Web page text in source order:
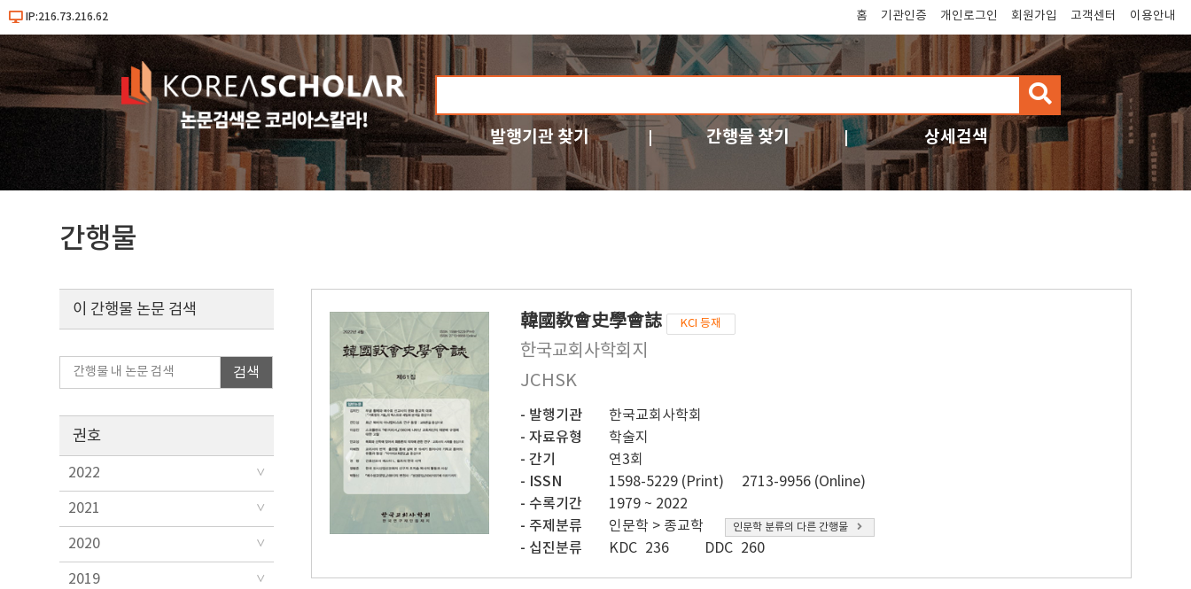
IP:216.73.216.62 홈 기관인증 개인로그인 회원가입 고객센터 이용안내
검
색
발행기관 찾기 간행물 찾기 상세검색
간행물
韓國敎會史學會誌 KCI 등재
한국교회사학회지
JCHSK
발행기관
한국교회사학회
자료유형
학술지
간기
연3회
ISSN
1598-5229 (Print)
2713-9956 (Online)
수록기간
1979 ~ 2022
주제분류
인문학 > 종교학 인문학 분류의 다른 간행물
십진분류 KDC 236 DDC 260
이 간행물 논문 검색
검색
권호
2022
2021
2020
2019